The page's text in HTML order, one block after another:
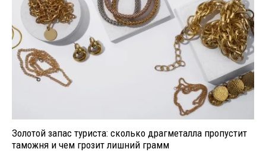
Золотой запас туриста: сколько драгметалла пропустит
таможня и чем грозит лишний грамм